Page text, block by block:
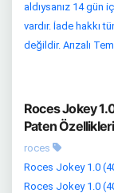
aldıysanız 14 gün
vardır. İade hakkı
değildir. Arızalı
Roces Jokey
Paten
roces
Roces Jokey 1.0
Roces Jokey 1.0